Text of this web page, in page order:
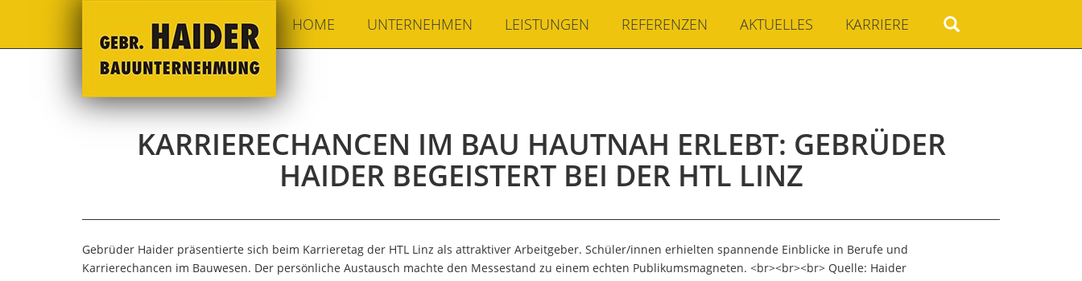
HOME UNTERNEHMEN LEISTUNGEN REFERENZEN AKTUELLES KARRIERE
KARRIERECHANCEN IM BAU HAUTNAH ERLEBT: GEBRÜDER
HAIDER BEGEISTERT BEI DER HTL LINZ
Gebrüder Haider präsentierte sich beim Karrieretag der HTL Linz als attraktiver Arbeitgeber. Schüler/innen erhielten spannende Einblicke in Berufe und
Karrierechancen im Bauwesen. Der persönliche Austausch machte den Messestand zu einem echten Publikumsmagneten. <br><br><br> Quelle: Haider